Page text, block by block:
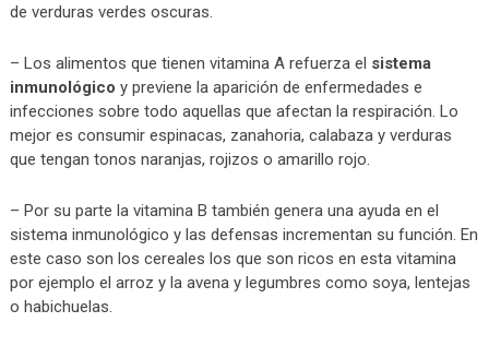
de verduras verdes oscuras.
– Los alimentos que tienen vitamina A refuerza el sistema
inmunológico y previene la aparición de enfermedades e
infecciones sobre todo aquellas que afectan la respiración. Lo
mejor es consumir espinacas, zanahoria, calabaza y verduras
que tengan tonos naranjas, rojizos o amarillo rojo.
– Por su parte la vitamina B también genera una ayuda en el
sistema inmunológico y las defensas incrementan su función. En
este caso son los cereales los que son ricos en esta vitamina
por ejemplo el arroz y la avena y legumbres como soya, lentejas
o habichuelas.